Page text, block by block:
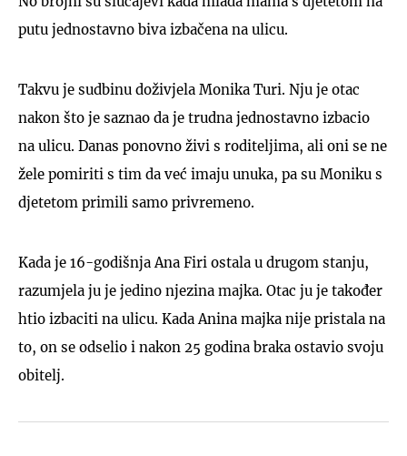
putu jednostavno biva izbačena na ulicu.
Takvu je sudbinu doživjela Monika Turi. Nju je otac
nakon što je saznao da je trudna jednostavno izbacio
na ulicu. Danas ponovno živi s roditeljima, ali oni se ne
žele pomiriti s tim da već imaju unuka, pa su Moniku s
djetetom primili samo privremeno.
Kada je 16-godišnja Ana Firi ostala u drugom stanju,
razumjela ju je jedino njezina majka. Otac ju je također
htio izbaciti na ulicu. Kada Anina majka nije pristala na
to, on se odselio i nakon 25 godina braka ostavio svoju
obitelj.